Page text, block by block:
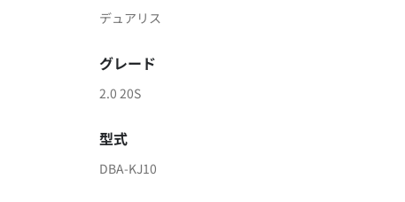
デュアリス
グレード
2.0 20S
型式
DBA-KJ10